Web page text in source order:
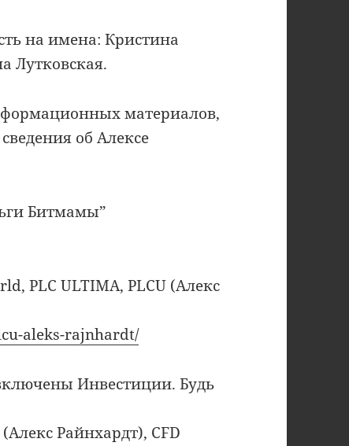
на имена: Кристина
Лутковская.
материалов,
об Алексе
Битмамы”
PLC ULTIMA, PLCU (Алекс
aleks-rajnhardt/
Инвестиции. Будь
Райнхардт), CFD